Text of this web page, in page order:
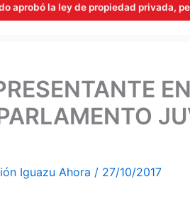
propiedad privada, pero retiró los
Iguazu Ahora / 27/10/2017